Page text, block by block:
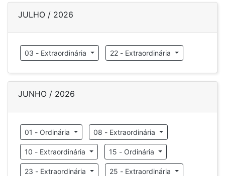
JULHO / 2026
03 - Extraordinária 22 - Extraordinária
JUNHO / 2026
01 - Ordinária 08 - Extraordinária
10 - Extraordinária 15 - Ordinária
23 - Extraordinária 25 - Extraordinária